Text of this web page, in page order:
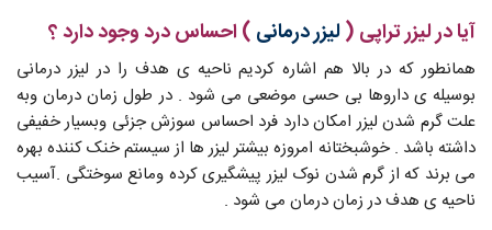
آیا در لیزر تراپی (لیزر درمانی ) احساس درد وجود دارد ؟
همانطور که در بالا هم اشاره کردیم ناحیه ی هدف را در لیزر درمانی
بوسیله ی داروها بی حسی موضعی می شود . در طول زمان درمان وبه
علت گرم شدن لیزر امکان دارد فرد احساس سوزش جزئی وبسیار خفیفی
داشته باشد . خوشبختانه امروزه بیشتر لیزر ها از سیستم خنک کننده بهره
می برند که از گرم شدن نوک لیزر پیشگیری کرده ومانع سوختگی .آسیب
ناحیه ی هدف در زمان درمان می شود .